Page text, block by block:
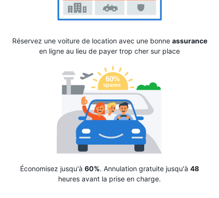
Réservez une voiture de location avec une bonne assurance
en ligne au lieu de payer trop cher sur place
Économisez jusqu'à 60%. Annulation gratuite jusqu'à 48
heures avant la prise en charge.